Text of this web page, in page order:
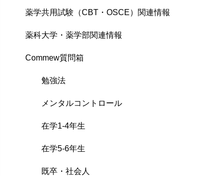
薬学共用試験（CBT・OSCE）関連情報
薬科大学・薬学部関連情報
Commew質問箱
勉強法
メンタルコントロール
在学1-4年生
在学5-6年生
既卒・社会人